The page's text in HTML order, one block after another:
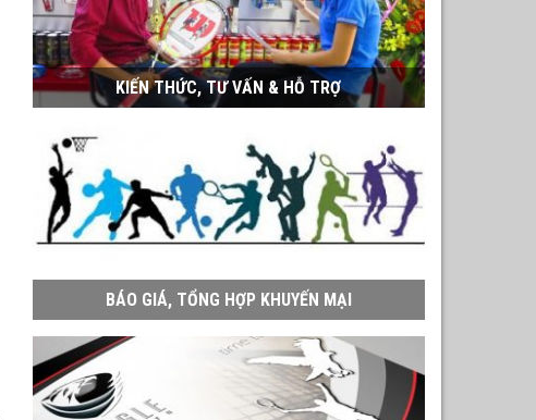
KIẾN THỨC, TƯ VẤN & HỖ TRỢ
BÁO GIÁ, TỔNG HỢP KHUYẾN MẠI